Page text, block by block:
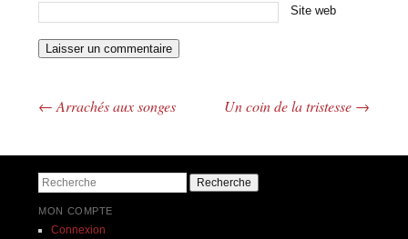
Site web
Navigation des articles
← Arrachés aux songes Un coin de la tristesse →
Recherche
MON COMPTE
Connexion